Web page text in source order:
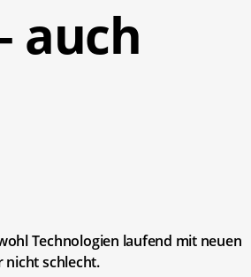
auch
Technologien laufend mit neuen
nicht schlecht.